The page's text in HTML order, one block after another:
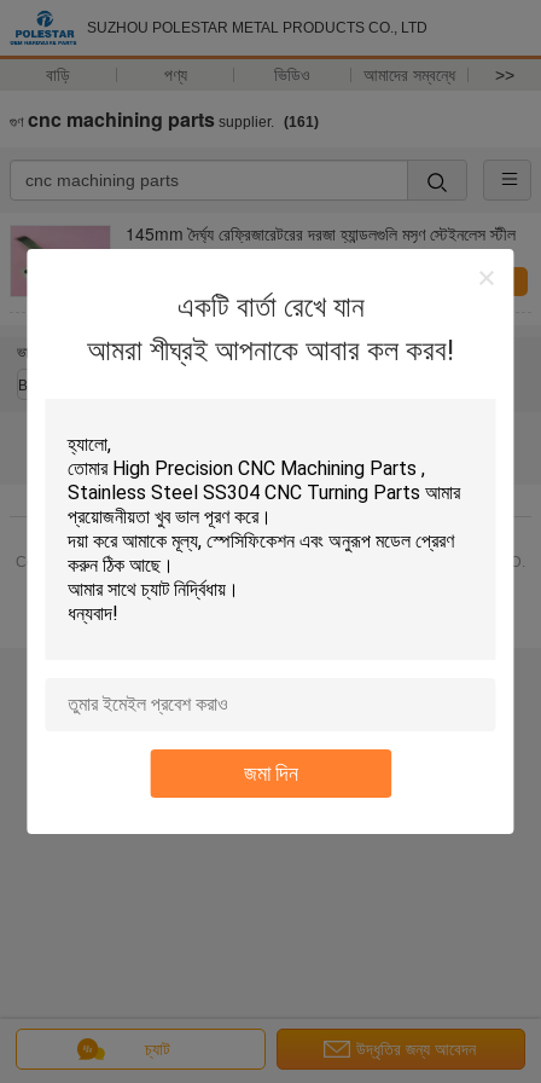
SUZHOU POLESTAR METAL PRODUCTS CO., LTD
বাড়ি পণ্য ভিডিও আমাদের সম্বন্ধে >>
একটি বার্তা রেখে যান
আমরা শীঘ্রই আপনাকে আবার কল করব!
জমা দিন
গুণ cnc machining parts supplier. (161)
145mm দৈর্ঘ্য রেফ্রিজারেটরের দরজা হ্যান্ডলগুলি মসৃণ স্টেইনলেস স্টীল
এখন অনুসন্ধান করুন
চ্যাট উদ্ধৃতির জন্য আবেদন
ভাষা পরিবর্তন করুন
Bengali
বাড়ি|আমাদের সম্বন্ধে|আমাদের সাথে যোগাযোগ | সাইট ম্যাপ| Privacy Policy
ডেস্কটপ দেখুন
Copyright © 2015 - 2025 SUZHOU POLESTAR METAL PRODUCTS CO., LTD.
All rights reserved.